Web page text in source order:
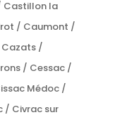
Castillon la
/ Caumont /
/
/ Cessac /
Médoc /
/ Civrac sur